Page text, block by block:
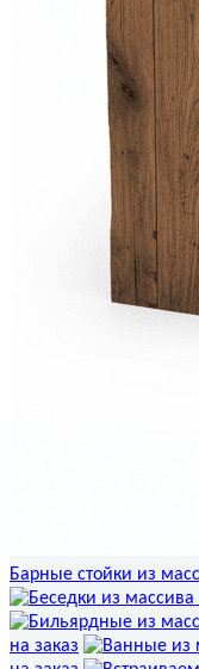
Барные стойки из
на заказ